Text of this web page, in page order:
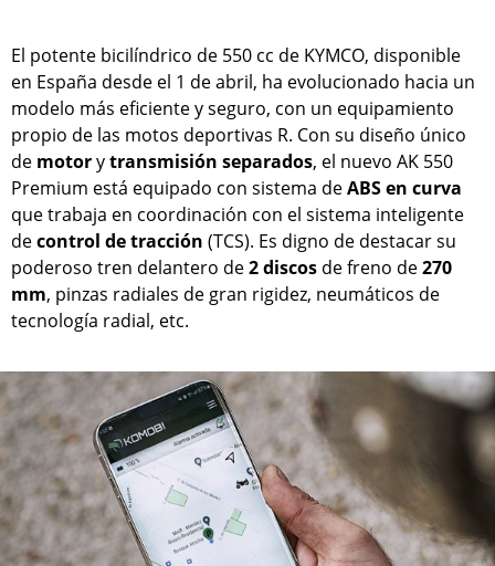
El potente bicilíndrico de 550 cc de KYMCO, disponible
en España desde el 1 de abril, ha evolucionado hacia un
modelo más eficiente y seguro, con un equipamiento
propio de las motos deportivas R. Con su diseño único
de motorytransmisión separados, el nuevo AK 550
Premium está equipado con sistema deABS en curva
que trabaja en coordinación con el sistema inteligente
decontrol de tracción (TCS). Es digno de destacar su
poderoso tren delantero de2 discos de freno de270
mm, pinzas radiales de gran rigidez, neumáticos de
tecnología radial, etc.